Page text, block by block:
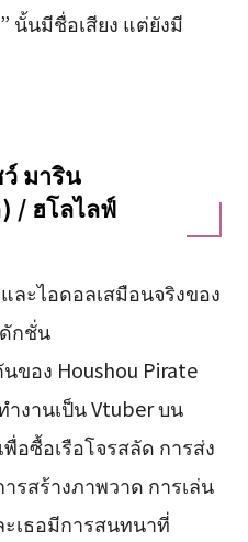
นั้นมีชื่อเสียง แต่ยังมี
มาริน
/ ฮโลไลฟ์
ละไอดอลเสมือนจริงของ
กชั่น
ของ Houshou Pirate
งานเป็น Vtuber บน
พื่อซื้อเรือโจรสลัด การส่ง
รสร้างภาพวาด การเล่น
ะเธอมีการสนทนาที่